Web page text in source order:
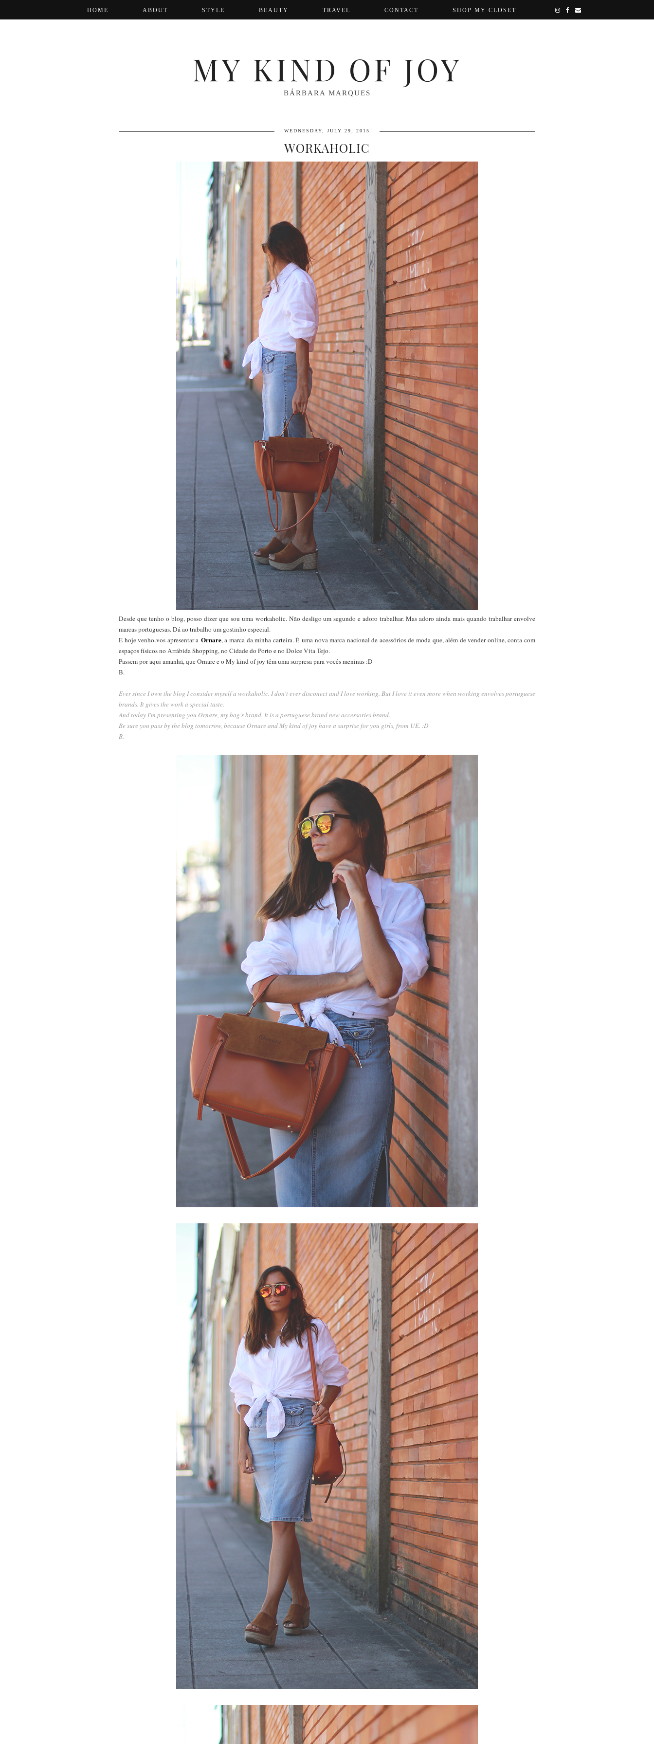
HOME ABOUT STYLE BEAUTY TRAVEL CONTACT SHOP MY CLOSET
MY KIND OF JOY
BÁRBARA MARQUES
WEDNESDAY, JULY 29, 2015
WORKAHOLIC
Desde que tenho o blog, posso dizer que sou uma workaholic. Não desligo um segundo e adoro trabalhar. Mas adoro ainda mais quando trabalhar envolve
marcas portuguesas. Dá ao trabalho um gostinho especial.
E hoje venho-vos apresentar a Ornare, a marca da minha carteira. É uma nova marca nacional de acessórios de moda que, além de vender online, conta com
espaços físicos no Arrábida Shopping, no Cidade do Porto e no Dolce Vita Tejo.
Passem por aqui amanhã, que Ornare e o My kind of joy têm uma surpresa para vocês meninas :D
B.
Ever since I own the blog I consider myself a workaholic. I don't ever disconect and I love working. But I love it even more when working envolves portuguese
brands. It gives the work a special taste.
And today I'm presenting you Ornare, my bag's brand. It is a portuguese brand new accessories brand.
Be sure you pass by the blog tomorrow, because Ornare and My kind of joy have a surprise for you girls, from UE. :D
B.